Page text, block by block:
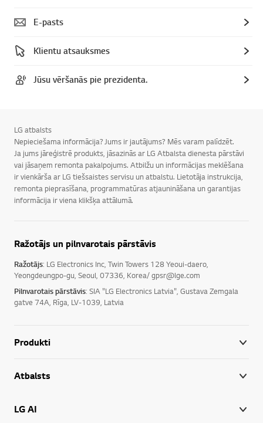
E-pasts
Klientu atsauksmes
Jūsu vēršanās pie prezidenta.
LG atbalsts
Nepieciešama informācija? Jums ir jautājums? Mēs varam palīdzēt.
Ja jums jāreģistrē produkts, jāsazinās ar LG Atbalsta dienesta pārstāvi
vai jāsaņem remonta pakalpojums. Atbilžu un informācijas meklēšana
ir vienkārša ar LG tiešsaistes servisu un atbalstu. Lietotāja instrukcija,
remonta pieprasīšana, programmatūras atjaunināšana un garantijas
informācija ir viena klikšķa attālumā.
Ražotājs un pilnvarotais pārstāvis
Ražotājs: LG Electronics Inc, Twin Towers 128 Yeoui-daero,
Yeongdeungpo-gu, Seoul, 07336, Korea/ gpsr@lge.com
Pilnvarotais pārstāvis: SIA "LG Electronics Latvia", Gustava Zemgala
gatve 74A, Rīga, LV-1039, Latvia
Produkti
Atbalsts
LG AI